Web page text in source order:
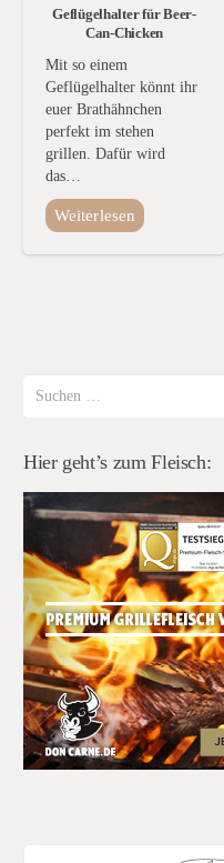
Geflügelhalter für Beer-
Can-Chicken
Mit so einem
Geflügelhalter könnt ihr
euer Brathähnchen
perfekt im stehen
grillen. Dafür wird
das…
Weiterlesen
nach:
Hier geht’s zum Fleisch: